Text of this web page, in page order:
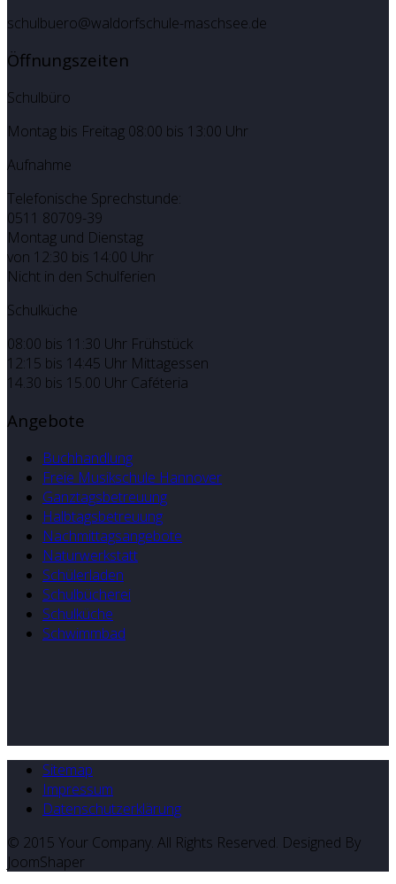
schulbuero@waldorfschule-maschsee.de
Öffnungszeiten
Schulbüro
Montag bis Freitag 08:00 bis 13:00 Uhr
Aufnahme
Telefonische Sprechstunde:
0511 80709-39
Montag und Dienstag
von 12:30 bis 14:00 Uhr
Nicht in den Schulferien
Schulküche
08:00 bis 11:30 Uhr Frühstück
12:15 bis 14:45 Uhr Mittagessen
14.30 bis 15.00 Uhr Caféteria
Angebote
Buchhandlung
Freie Musikschule Hannover
Ganztagsbetreuung
Halbtagsbetreuung
Nachmittagsangebote
Naturwerkstatt
Schülerladen
Schulbücherei
Schulküche
Schwimmbad
Sitemap
Impressum
Datenschutzerklärung
© 2015 Your Company. All Rights Reserved. Designed By
JoomShaper